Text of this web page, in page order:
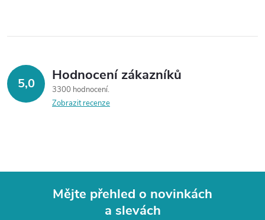
5,0 Hodnocení zákazníků
3300 hodnocení
Zobrazit recenze
Mějte přehled o novinkách
a slevách